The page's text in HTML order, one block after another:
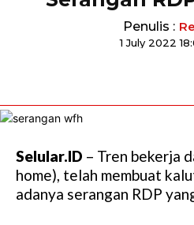
Penulis :
1 July 2022
Selular.ID – Tren bekerja
home), telah membuat
adanya serangan RDP